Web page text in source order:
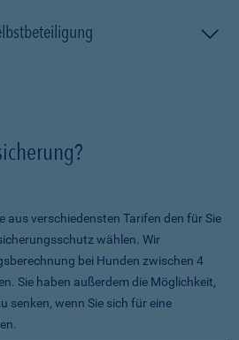
aus verschiedensten Tarifen den für Sie
wählen. Wir
bei Hunden zwischen 4
Sie haben außerdem die Möglichkeit,
senken, wenn Sie sich für eine